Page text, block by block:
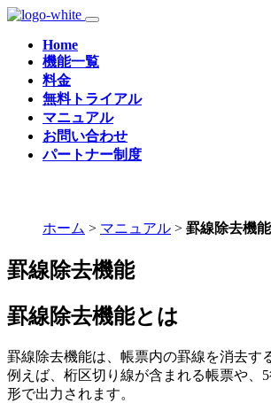
Home
機能一覧
料金
無料トライアル
マニュアル
お問い合わせ
パートナー制度
ホーム > マニュアル > 罫線除去機能
罫線除去機能
罫線除去機能とは
罫線除去機能は、帳票内の罫線を消去す
例えば、桁区切り線が含まれる帳票や、
形で出力されます。